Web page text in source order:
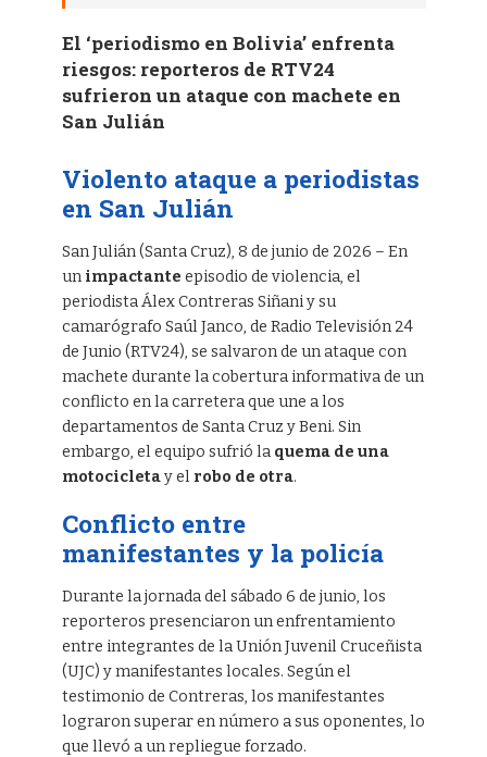
El ‘periodismo en Bolivia’ enfrenta
riesgos: reporteros de RTV24
sufrieron un ataque con machete en
San Julián
Violento ataque a periodistas
en San Julián
San Julián (Santa Cruz), 8 de junio de 2026 – En
un impactante episodio de violencia, el
periodista Álex Contreras Siñani y su
camarógrafo Saúl Janco, de Radio Televisión 24
de Junio (RTV24), se salvaron de un ataque con
machete durante la cobertura informativa de un
conflicto en la carretera que une a los
departamentos de Santa Cruz y Beni. Sin
embargo, el equipo sufrió la quema de una
motocicletay el robo de otra.
Conflicto entre
manifestantes y la policía
Durante la jornada del sábado 6 de junio, los
reporteros presenciaron un enfrentamiento
entre integrantes de la Unión Juvenil Cruceñista
(UJC) y manifestantes locales. Según el
testimonio de Contreras, los manifestantes
lograron superar en número a sus oponentes, lo
que llevó a un repliegue forzado.